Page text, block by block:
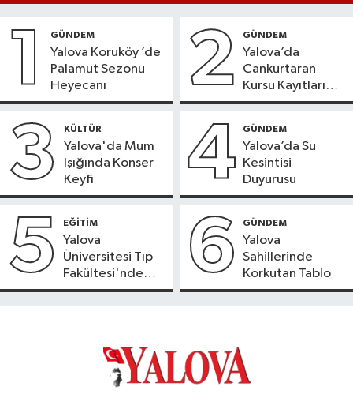
1 GÜNDEM
Yalova Koruköy ’de
Palamut Sezonu
Heyecanı
2 GÜNDEM
Yalova’da
Cankurtaran
Kursu Kayıtları
Başladı
3 KÜLTÜR
Yalova'da Mum
Işığında Konser
Keyfi
4 GÜNDEM
Yalova’da Su
Kesintisi
Duyurusu
5 EĞİTİM
Yalova
Üniversitesi Tıp
Fakültesi'nde
Yeni Dönem
6 GÜNDEM
Yalova
Sahillerinde
Korkutan Tablo